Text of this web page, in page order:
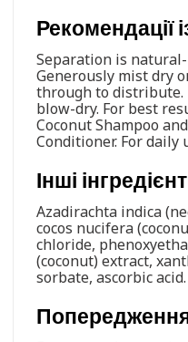
Рекомендації
Separation is
Generously mist dry
through to
blow-dry. For best
Coconut Shampoo
Conditioner. For daily
Інші
Azadirachta indica
cocos nucifera
chloride,
(coconut) extract,
sorbate, ascorbic acid.